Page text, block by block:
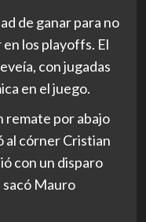
de ganar para no
los playoffs. El
con jugadas
en el juego.
remate por abajo
al córner Cristian
con un disparo
Mauro